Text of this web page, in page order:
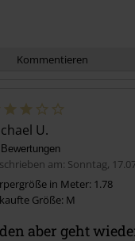
Kommentieren
U.
am: Sonntag,
in Meter: 1.78
Größe: M
aber geht